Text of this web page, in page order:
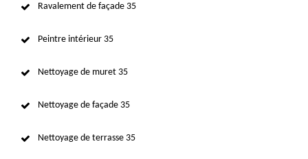
Ravalement de façade 35
Peintre intérieur 35
Nettoyage de muret 35
Nettoyage de façade 35
Nettoyage de terrasse 35